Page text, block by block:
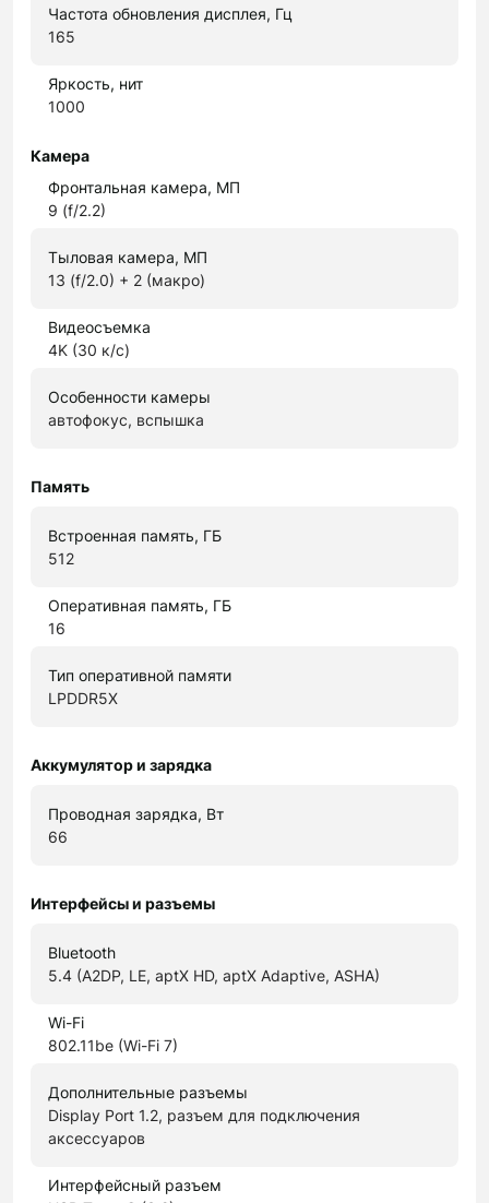
Частота обновления дисплея, Гц
165
Яркость, нит
1000
Камера
Фронтальная камера, МП
9 (f/2.2)
Тыловая камера, МП
13 (f/2.0) + 2 (макро)
Видеосъемка
4K (30 к/с)
Особенности камеры
автофокус, вспышка
Память
Встроенная память, ГБ
512
Оперативная память, ГБ
16
Тип оперативной памяти
LPDDR5X
Аккумулятор и зарядка
Проводная зарядка, Вт
66
Интерфейсы и разъемы
Bluetooth
5.4 (A2DP, LE, aptX HD, aptX Adaptive, ASHA)
Wi-Fi
802.11be (Wi-Fi 7)
Дополнительные разъемы
Display Port 1.2, разъем для подключения
аксессуаров
Интерфейсный разъем